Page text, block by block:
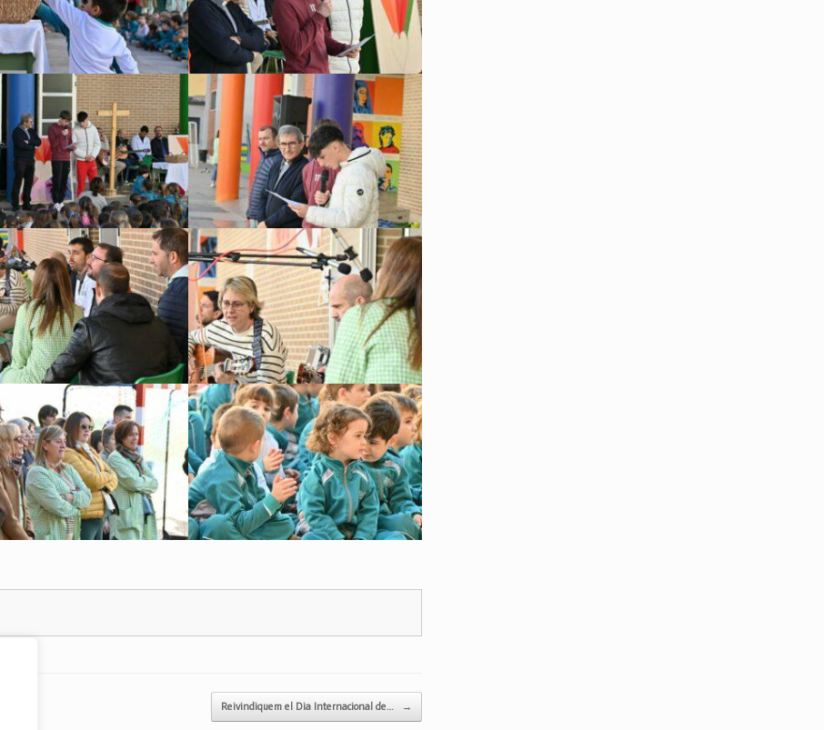
Reivindiquem el Dia Internacional de… →